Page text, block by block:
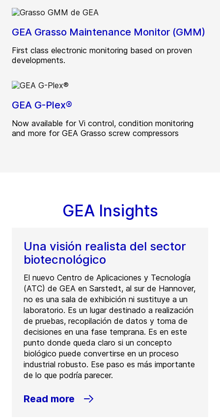
GEA Grasso Maintenance Monitor (GMM)
First class electronic monitoring based on proven
developments.
GEA G-Plex®
Now available for Vi control, condition monitoring
and more for GEA Grasso screw compressors
GEA Insights
Una visión realista del sector
biotecnológico
El nuevo Centro de Aplicaciones y Tecnología
(ATC) de GEA en Sarstedt, al sur de Hannover,
no es una sala de exhibición ni sustituye a un
laboratorio. Es un lugar destinado a realización
de pruebas, recopilación de datos y toma de
decisiones en una fase temprana. Es en este
punto donde queda claro si un concepto
biológico puede convertirse en un proceso
industrial robusto. Ese paso es más importante
de lo que podría parecer.
Read more